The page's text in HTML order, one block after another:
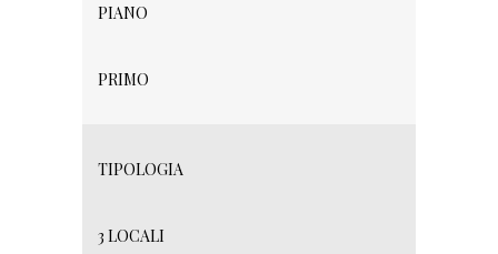
PIANO
PRIMO
TIPOLOGIA
3 LOCALI